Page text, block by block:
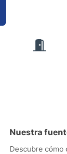
Nuestra
Descubre cómo